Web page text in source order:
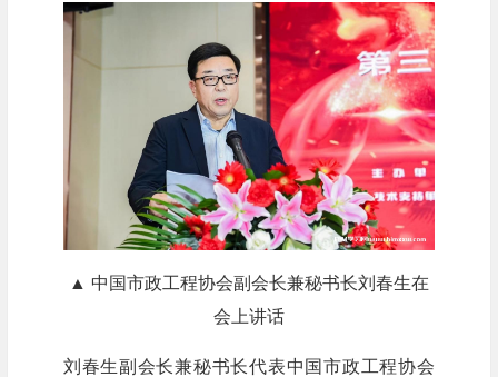
▲ 中国市政工程协会副会长兼秘书长刘春生在
会上讲话
刘春生副会长兼秘书长代表中国市政工程协会